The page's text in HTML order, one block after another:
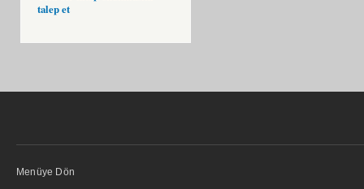
talep et
Menüye Dön